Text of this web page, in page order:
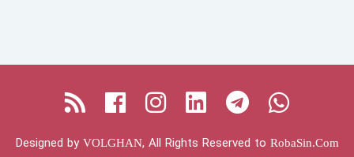
Whatsapp
Telegram
Linkedin
Instagram
Facebook
RSS
Designed by VOLGHAN, All Rights Reserved to RobaSin.Com